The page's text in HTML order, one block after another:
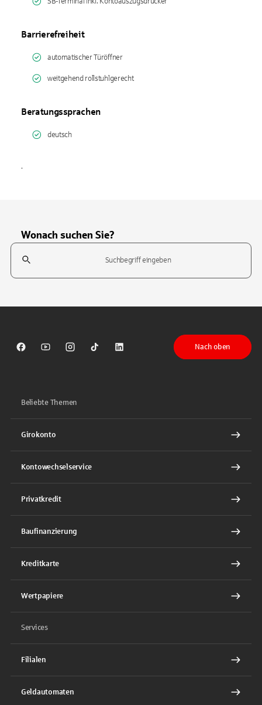
Barrierefreiheit
automatischer Türöffner
weitgehend rollstuhlgerecht
Beratungssprachen
deutsch
.
Wonach suchen Sie?
Suchfeld
Sparkasse auf Facebook
Sparkasse auf Youtube
Sparkasse auf Instagram
Sparkasse auf TikTok
Sparkasse auf LinkedIn
Nach oben
Beliebte Themen
Girokonto
Kontowechselservice
Privatkredit
Baufinanzierung
Kreditkarte
Wertpapiere
Services
Filialen
Geldautomaten